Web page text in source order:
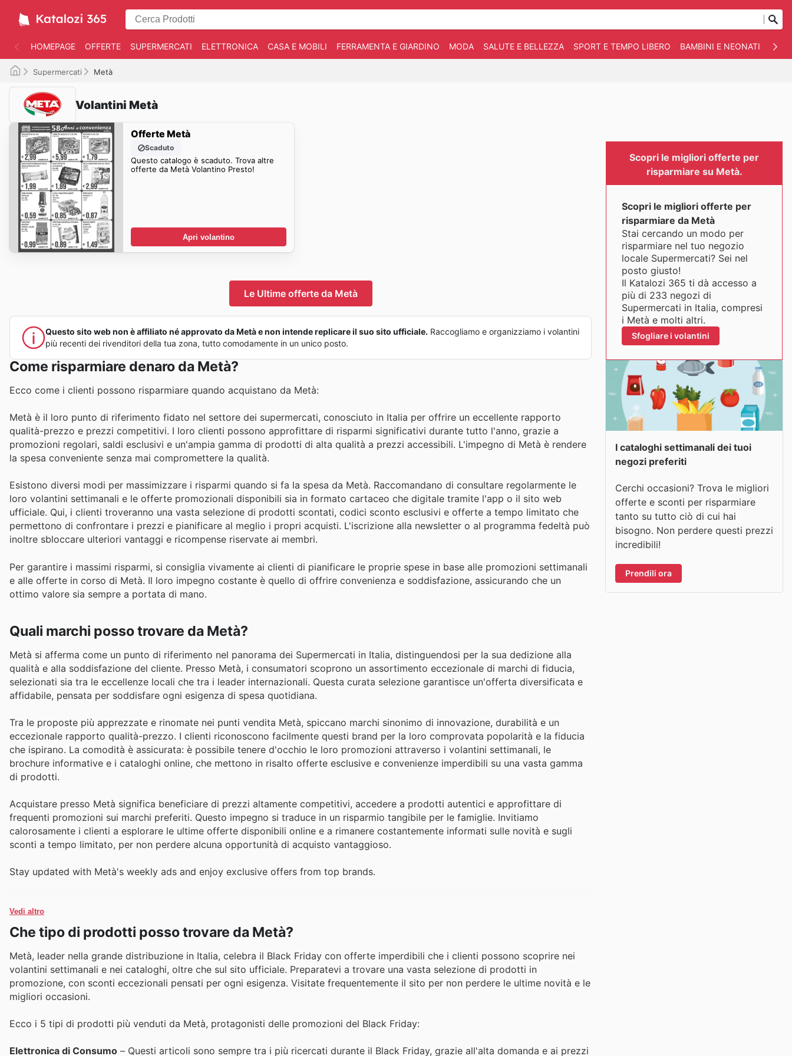
HOMEPAGE OFFERTE SUPERMERCATI ELETTRONICA CASA E MOBILI FERRAMENTA E GIARDINO MODA SALUTE E BELLEZZA SPORT E TEMPO LIBERO BAMBINI E NEONATI
Supermercati Metà
Volantini Metà
Offerte Metà
Scaduto
Questo catalogo è scaduto. Trova altre
offerte da Metà Volantino Presto!
Apri volantino
Le Ultime offerte da Metà
Questo sito web non è affiliato né approvato da Metà e non intende replicare il suo sito ufficiale. Raccogliamo e organizziamo i volantini
più recenti dei rivenditori della tua zona, tutto comodamente in un unico posto.
Come risparmiare denaro da Metà?
Ecco come i clienti possono risparmiare quando acquistano da Metà:
Metà è il loro punto di riferimento fidato nel settore dei supermercati, conosciuto in Italia per offrire un eccellente rapporto
qualità-prezzo e prezzi competitivi. I loro clienti possono approfittare di risparmi significativi durante tutto l'anno, grazie a
promozioni regolari, saldi esclusivi e un'ampia gamma di prodotti di alta qualità a prezzi accessibili. L'impegno di Metà è rendere
la spesa conveniente senza mai compromettere la qualità.
Esistono diversi modi per massimizzare i risparmi quando si fa la spesa da Metà. Raccomandano di consultare regolarmente le
loro volantini settimanali e le offerte promozionali disponibili sia in formato cartaceo che digitale tramite l'app o il sito web
ufficiale. Qui, i clienti troveranno una vasta selezione di prodotti scontati, codici sconto esclusivi e offerte a tempo limitato che
permettono di confrontare i prezzi e pianificare al meglio i propri acquisti. L'iscrizione alla newsletter o al programma fedeltà può
inoltre sbloccare ulteriori vantaggi e ricompense riservate ai membri.
Per garantire i massimi risparmi, si consiglia vivamente ai clienti di pianificare le proprie spese in base alle promozioni settimanali
e alle offerte in corso di Metà. Il loro impegno costante è quello di offrire convenienza e soddisfazione, assicurando che un
ottimo valore sia sempre a portata di mano.
Quali marchi posso trovare da Metà?
Metà si afferma come un punto di riferimento nel panorama dei Supermercati in Italia, distinguendosi per la sua dedizione alla
qualità e alla soddisfazione del cliente. Presso Metà, i consumatori scoprono un assortimento eccezionale di marchi di fiducia,
selezionati sia tra le eccellenze locali che tra i leader internazionali. Questa curata selezione garantisce un'offerta diversificata e
affidabile, pensata per soddisfare ogni esigenza di spesa quotidiana.
Tra le proposte più apprezzate e rinomate nei punti vendita Metà, spiccano marchi sinonimo di innovazione, durabilità e un
eccezionale rapporto qualità-prezzo. I clienti riconoscono facilmente questi brand per la loro comprovata popolarità e la fiducia
che ispirano. La comodità è assicurata: è possibile tenere d'occhio le loro promozioni attraverso i volantini settimanali, le
brochure informative e i cataloghi online, che mettono in risalto offerte esclusive e convenienze imperdibili su una vasta gamma
di prodotti.
Acquistare presso Metà significa beneficiare di prezzi altamente competitivi, accedere a prodotti autentici e approfittare di
frequenti promozioni sui marchi preferiti. Questo impegno si traduce in un risparmio tangibile per le famiglie. Invitiamo
calorosamente i clienti a esplorare le ultime offerte disponibili online e a rimanere costantemente informati sulle novità e sugli
sconti a tempo limitato, per non perdere alcuna opportunità di acquisto vantaggioso.
Stay updated with Metà's weekly ads and enjoy exclusive offers from top brands.
Vedi altro
Che tipo di prodotti posso trovare da Metà?
Metà, leader nella grande distribuzione in Italia, celebra il Black Friday con offerte imperdibili che i clienti possono scoprire nei
volantini settimanali e nei cataloghi, oltre che sul sito ufficiale. Preparatevi a trovare una vasta selezione di prodotti in
promozione, con sconti eccezionali pensati per ogni esigenza. Visitate frequentemente il sito per non perdere le ultime novità e le
migliori occasioni.
Ecco i 5 tipi di prodotti più venduti da Metà, protagonisti delle promozioni del Black Friday:
Elettronica di Consumo – Questi articoli sono sempre tra i più ricercati durante il Black Friday, grazie all'alta domanda e ai prezzi
Scopri le migliori offerte per
risparmiare su Metà.
Scopri le migliori offerte per
risparmiare da Metà
Stai cercando un modo per
risparmiare nel tuo negozio
locale Supermercati? Sei nel
posto giusto!
Il Katalozi 365 ti dà accesso a
più di 233 negozi di
Supermercati in Italia, compresi
i Metà e molti altri.
Sfogliare i volantini
I cataloghi settimanali dei tuoi
negozi preferiti
Cerchi occasioni? Trova le migliori
offerte e sconti per risparmiare
tanto su tutto ciò di cui hai
bisogno. Non perdere questi prezzi
incredibili!
Prendili ora